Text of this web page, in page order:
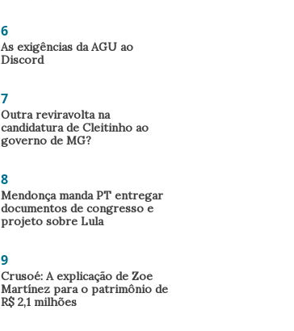
6
As exigências da AGU ao
Discord
7
Outra reviravolta na
candidatura de Cleitinho ao
governo de MG?
8
Mendonça manda PT entregar
documentos de congresso e
projeto sobre Lula
9
Crusoé: A explicação de Zoe
Martínez para o patrimônio de
R$ 2,1 milhões